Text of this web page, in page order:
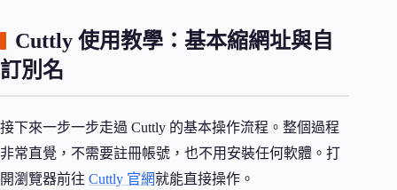
Cuttly 使用教學：基本縮網址與自
訂別名
接下來一步一步走過 Cuttly 的基本操作流程。整個過程
非常直覺，不需要註冊帳號，也不用安裝任何軟體。打
開瀏覽器前往 Cuttly 官網就能直接操作。